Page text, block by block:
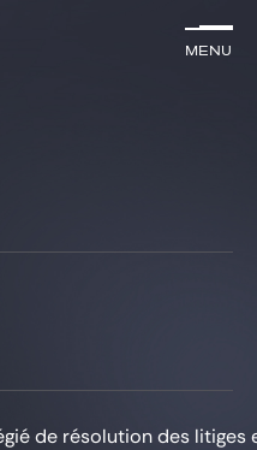
Menu
clés
Menu
de résolution des